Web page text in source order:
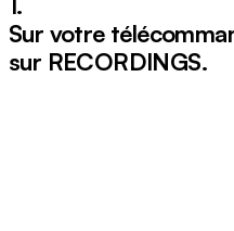
Sur votre
sur RECORDINGS.